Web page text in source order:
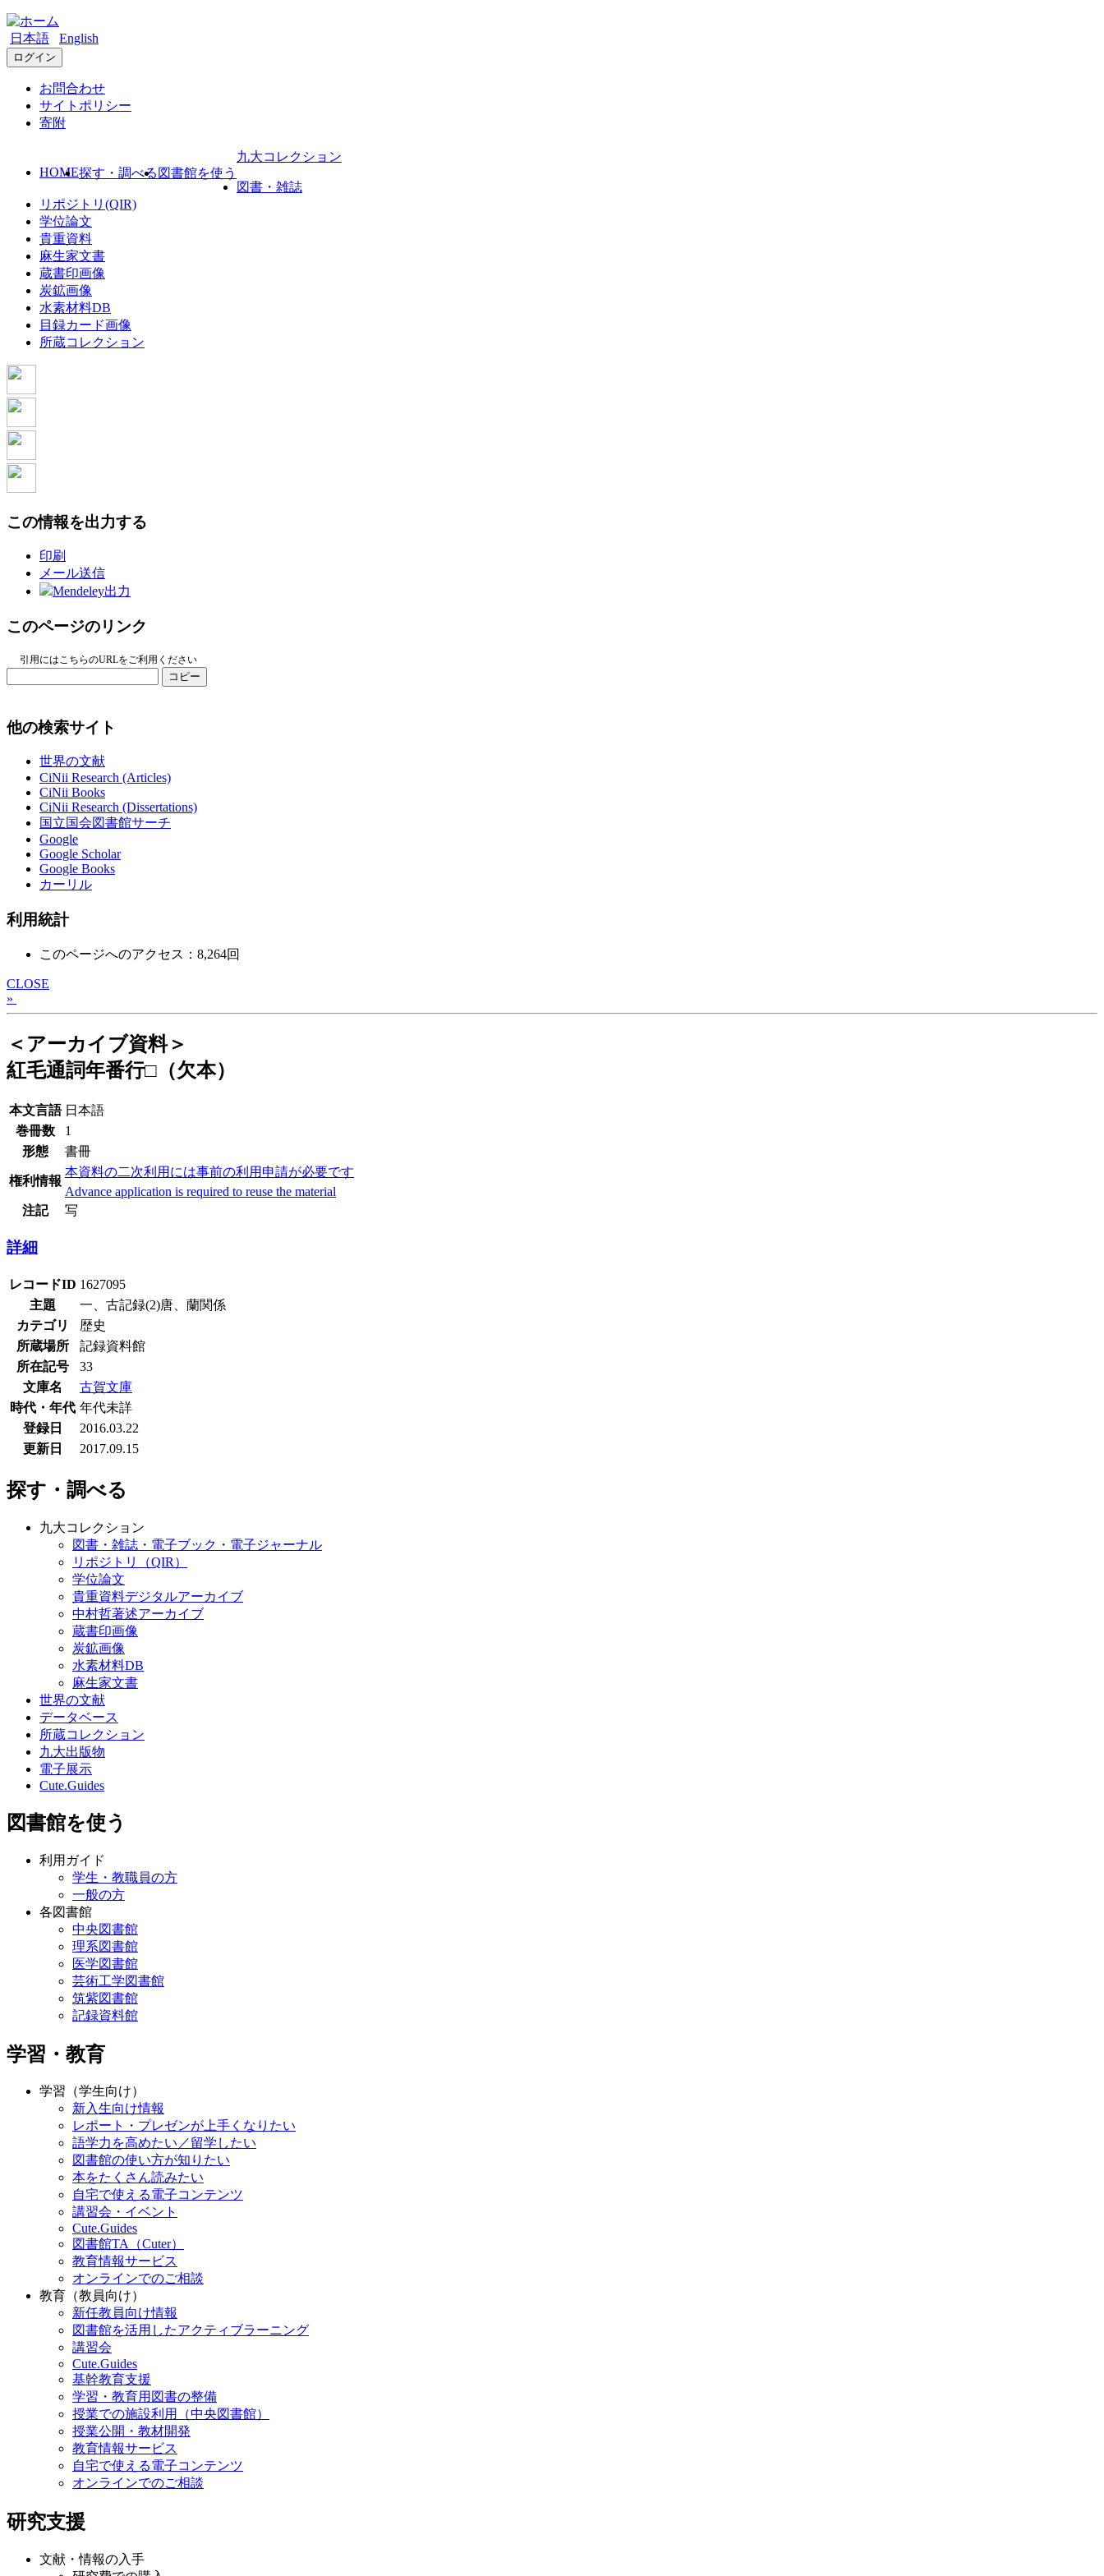
日本語 English
ログイン
お問合わせ
サイトポリシー
寄附
HOME探す・調べる 図書館を使う
九大コレクション
図書・雑誌
リポジトリ(QIR)
学位論文
貴重資料
麻生家文書
蔵書印画像
炭鉱画像
水素材料DB
目録カード画像
所蔵コレクション
この情報を出力する
印刷
メール送信
Mendeley出力
このページのリンク
引用にはこちらのURLをご利用ください
コピー
他の検索サイト
世界の文献
CiNii Research (Articles)
CiNii Books
CiNii Research (Dissertations)
国立国会図書館サーチ
Google
Google Scholar
Google Books
カーリル
利用統計
このページへのアクセス：8,264回
CLOSE
»
＜アーカイブ資料＞
紅毛通詞年番行□（欠本）
本文言語 日本語
巻冊数
1
形態
書冊
権利情報
本資料の二次利用には事前の利用申請が必要です
Advance application is required to reuse the material
注記
写
詳細
レコードID 1627095
主題
一、古記録(2)唐、蘭関係
カテゴリ
歴史
所蔵場所
記録資料館
所在記号
33
文庫名
古賀文庫
時代・年代 年代未詳
登録日
2016.03.22
更新日
2017.09.15
探す・調べる
九大コレクション
図書・雑誌・電子ブック・電子ジャーナル
リポジトリ（QIR）
学位論文
貴重資料デジタルアーカイブ
中村哲著述アーカイブ
蔵書印画像
炭鉱画像
水素材料DB
麻生家文書
世界の文献
データベース
所蔵コレクション
九大出版物
電子展示
Cute.Guides
図書館を使う
利用ガイド
学生・教職員の方
一般の方
各図書館
中央図書館
理系図書館
医学図書館
芸術工学図書館
筑紫図書館
記録資料館
学習・教育
学習（学生向け）
新入生向け情報
レポート・プレゼンが上手くなりたい
語学力を高めたい／留学したい
図書館の使い方が知りたい
本をたくさん読みたい
自宅で使える電子コンテンツ
講習会・イベント
Cute.Guides
図書館TA（Cuter）
教育情報サービス
オンラインでのご相談
教育（教員向け）
新任教員向け情報
図書館を活用したアクティブラーニング
講習会
Cute.Guides
基幹教育支援
学習・教育用図書の整備
授業での施設利用（中央図書館）
授業公開・教材開発
教育情報サービス
自宅で使える電子コンテンツ
オンラインでのご相談
研究支援
文献・情報の入手